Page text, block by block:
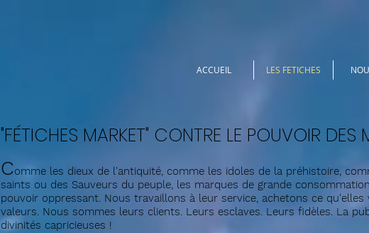
ACCUEIL LES FETICHES
"FÉTICHES MARKET" CONTRE LE POUVOIR DES
Comme les dieux de l'antiquité, comme les idoles de la préhistoire,
saints ou des Sauveurs du peuple, les marques de grande
pouvoir oppressant. Nous travaillons à leur service, achetons ce
valeurs. Nous sommes leurs clients. Leurs esclaves. Leurs fidèles. La
divinités capricieuses !